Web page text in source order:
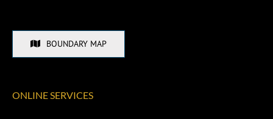
BOUNDARY MAP
ONLINE SERVICES